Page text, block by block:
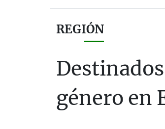
REGIÓN
género en